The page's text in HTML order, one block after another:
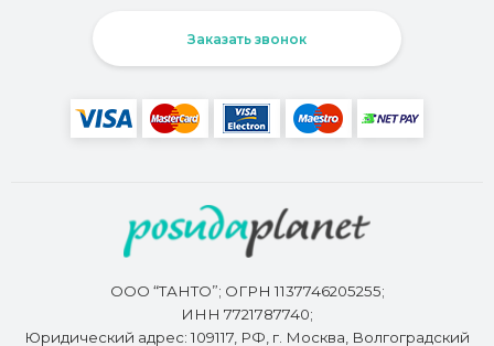
Заказать звонок
ООО “ТАНТО”; ОГРН 1137746205255;
ИНН 7721787740;
Юридический адрес: 109117, РФ, г. Москва, Волгоградский